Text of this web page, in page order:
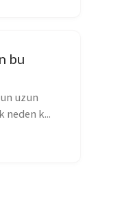
bu
uzun
neden k...